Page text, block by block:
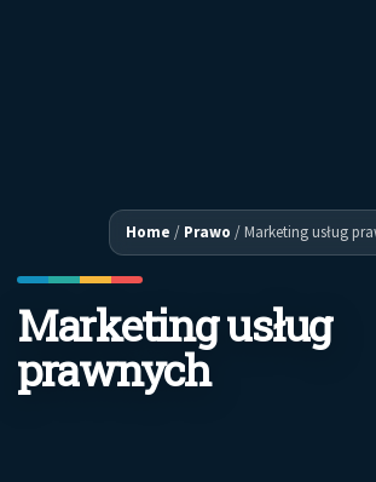
Home / Prawo /Marketing usług
Marketing usług
prawnych